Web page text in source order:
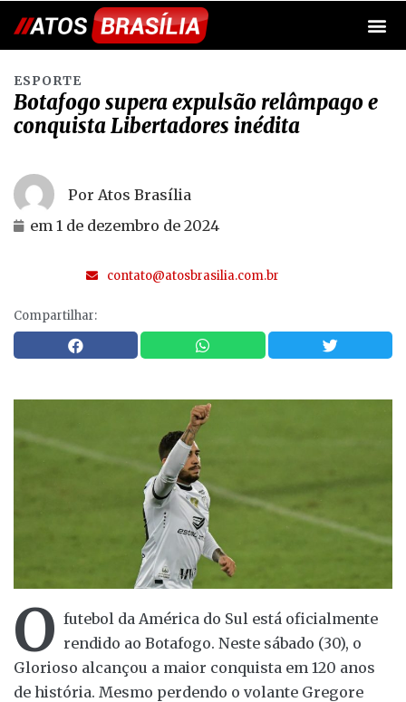
ESPORTE
Botafogo supera expulsão relâmpago e
conquista Libertadores inédita
Por Atos Brasília
em 1 de dezembro de 2024
contato@atosbrasilia.com.br
Compartilhar:
O futebol da América do Sul está oficialmente
rendido ao Botafogo. Neste sábado (30), o
Glorioso alcançou a maior conquista em 120 anos
de história. Mesmo perdendo o volante Gregore